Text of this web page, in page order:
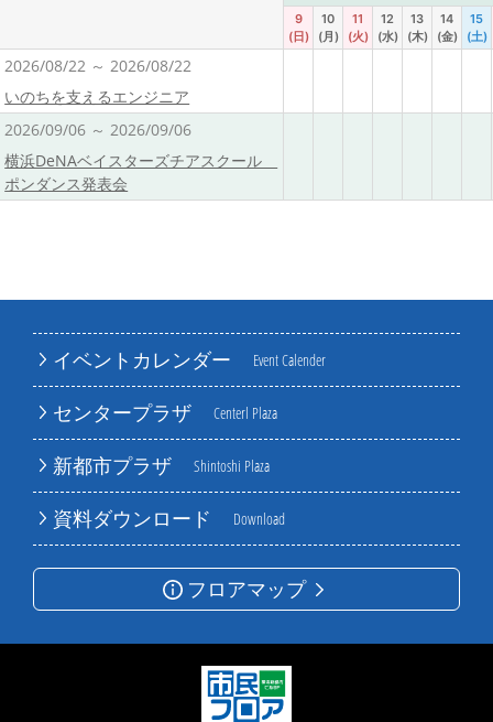
イベントカレンダー Event Calender
センタープラザ Centerl Plaza
新都市プラザ Shintoshi Plaza
資料ダウンロード Download
フロアマップ
9
(日)
10
(月)
11
(火)
12
(水)
13
(木)
14
(金)
15
(土)
2026/08/22 ～ 2026/08/22
いのちを支えるエンジニア
2026/09/06 ～ 2026/09/06
横浜DeNAベイスターズチアスクール
ポンダンス発表会